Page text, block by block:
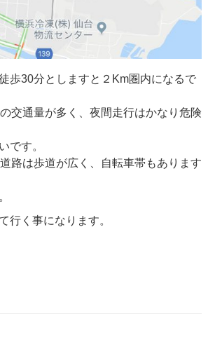
歩30分としますと２Km圏内になるで
交通量が多く、夜間走行はかなり危険
です。
路は歩道が広く、自転車帯もあります
行く事になります。